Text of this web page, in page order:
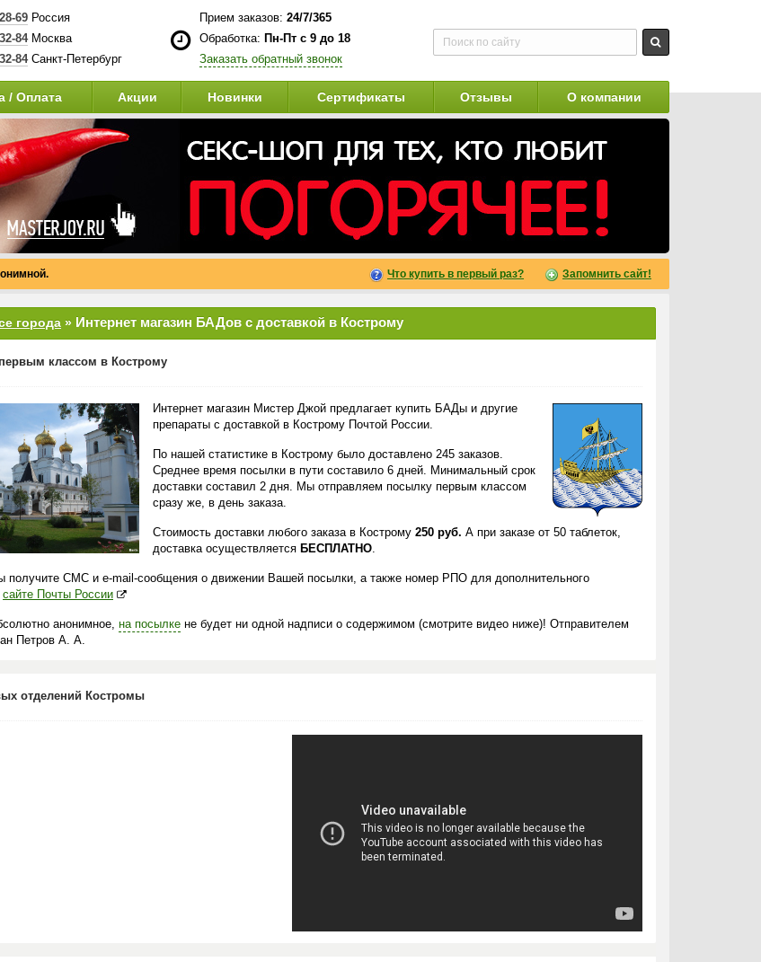
69Россия
84Москва
84 Санкт-Петербург
Прием заказов: 24/7/365
Обработка: Пн-Пт с 9 до 18
Заказать обратный звонок
/ Оплата Акции Новинки Сертификаты Отзывы О компании
Что купить в первый раз? Запомнить сайт!
города » Интернет магазин БАДов с доставкой в Кострому
классом в Кострому
Интернет магазин Мистер Джой предлагает купить БАДы и другие
препараты с доставкой в Кострому Почтой России.
По нашей статистике в Кострому было доставлено 245 заказов.
Среднее время посылки в пути составило 6 дней. Минимальный срок
доставки составил 2 дня. Мы отправляем посылку первым классом
сразу же, в день заказа.
Стоимость доставки любого заказа в Кострому 250 руб. А при заказе от 50 таблеток,
доставка осуществляется БЕСПЛАТНО.
получите СМС и e-mail-сообщения о движении Вашей посылки, а также номер РПО для дополнительного
сайте Почты России
анонимное, на посылке не будет ни одной надписи о содержимом (смотрите видео ниже)! Отправителем
Петров А. А.
отделений Костромы